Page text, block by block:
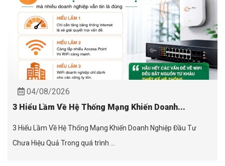
04/08/2026
3 Hiểu Lầm Về Hệ Thống Mạng Khiến Doanh...
3 Hiểu Lầm Về Hệ Thống Mạng Khiến Doanh Nghiệp Đầu Tư
Chưa Hiệu Quả Trong quá trình ...